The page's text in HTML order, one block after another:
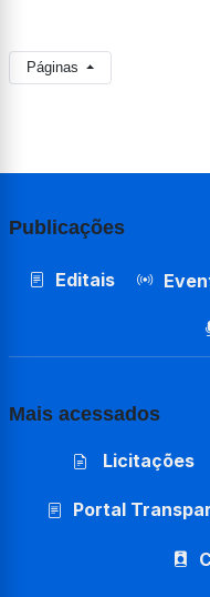
Páginas
Publicações
Editais
Mais acessados
Licitações
Portal